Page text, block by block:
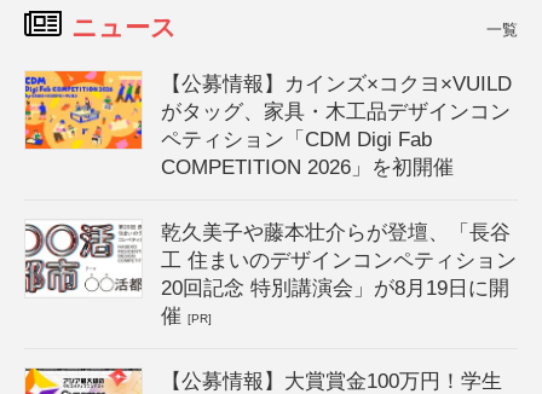
ニュース 一覧
【公募情報】カインズ×コクヨ×VUILD
がタッグ、家具・木工品デザインコン
ペティション「CDM Digi Fab
COMPETITION 2026」を初開催
乾久美子や藤本壮介らが登壇、「長谷
工 住まいのデザインコンペティション
20回記念 特別講演会」が8月19日に開
催[PR]
【公募情報】大賞賞金100万円！学生